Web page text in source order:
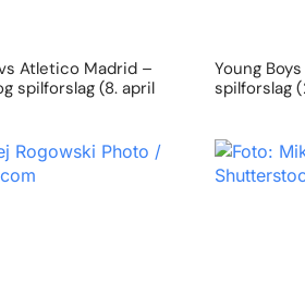
Atletico Madrid –
spilforslag (8. april
Young
spilforslag